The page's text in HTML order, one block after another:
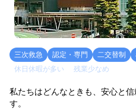
三次救急 認定・専門 二交替制
休日休暇が多い
残業少なめ
私たちはどんなときも、安心と
す。